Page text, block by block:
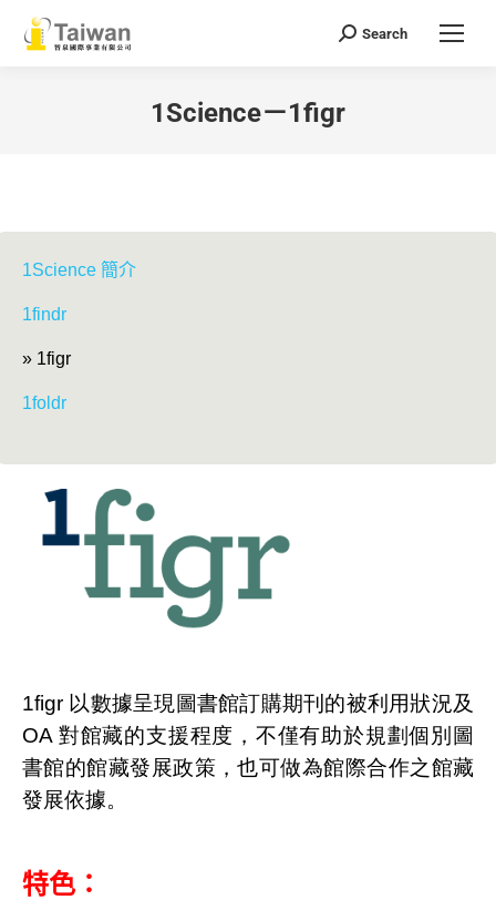
Search:
Search
1Science－1figr
1Science 簡介
1findr
» 1figr
1foldr
1figr 以數據呈現圖書館訂購期刊的被利用狀況及
OA 對館藏的支援程度，不僅有助於規劃個別圖
書館的館藏發展政策，也可做為館際合作之館藏
發展依據。
特色：